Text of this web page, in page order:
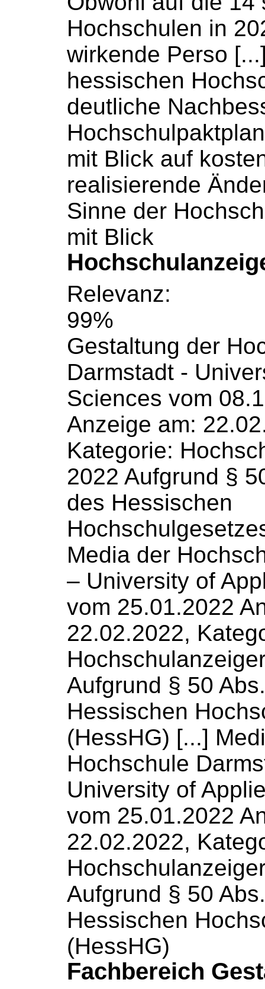
Hochschulen in
wirkende Perso
hessischen
deutliche
mit Blick auf
realisierende
Sinne der
mit Blick
Relevanz:
99%
Gestaltung der
Darmstadt -
Sciences vom
Anzeige am:
Kategorie:
2022 Aufgrund §
des Hessischen
Media der
– University of
vom 25.01.2022
22.02.2022,
Aufgrund § 50
Hessischen
(HessHG) [...]
Hochschule
University of
vom 25.01.2022
22.02.2022,
Aufgrund § 50
Hessischen
(HessHG)
Fachbereich